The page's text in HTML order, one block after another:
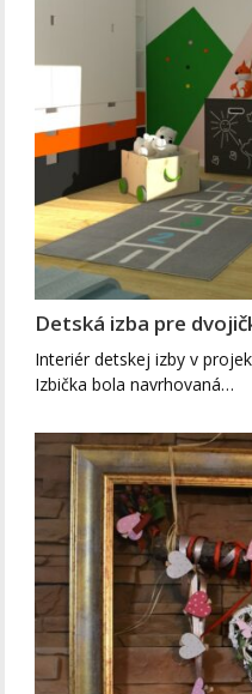
Detská izba pre
Interiér detskej izby v
Izbička bola navrhovaná…